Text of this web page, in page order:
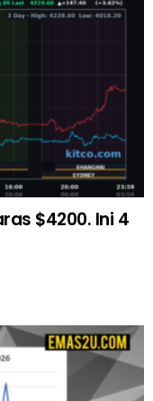
$4200. Ini 4